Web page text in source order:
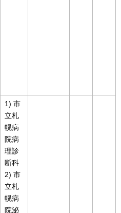
1) 市
立札
幌病
院病
理診
断科
2) 市
立札
幌病
院泌